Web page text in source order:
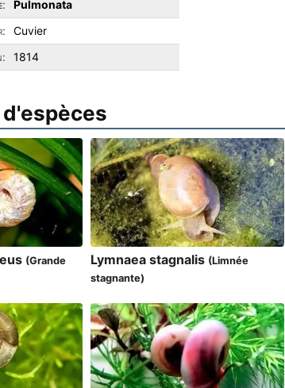
:
Pulmonata
Cuvier
1814
(Grande
Lymnaea stagnalis (Limnée
stagnante)